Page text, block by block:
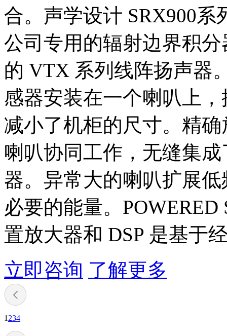
合。声学设计 SRX900
公司专用的辐射边界积
的 VTX 系列线阵扬声器
感器安装在一个喇叭上
减小了机柜的尺寸。精
喇叭协同工作，无缝集
器。异常大的喇叭扩展
必要的能量。
置放大器和 DSP 是基于
立即咨询 了解更多
1 234